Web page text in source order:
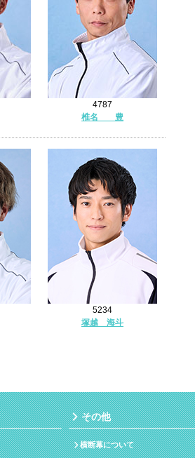
4787
椎名 豊
5234
塚越 海斗
その他
横断幕について